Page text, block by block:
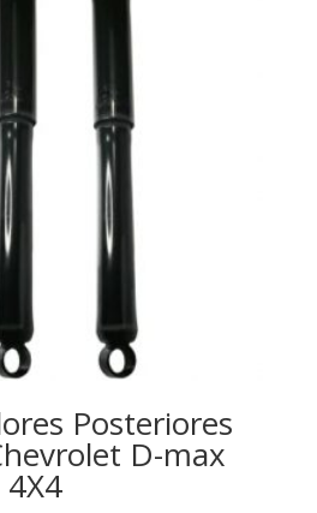
Posteriores
D-max